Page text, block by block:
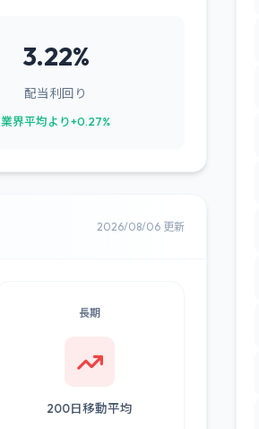
3.22%
配当利回り
業界平均より+0.27%
2026/08/06 更新
長期
200日移動平均